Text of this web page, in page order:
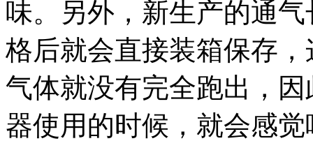
味。另外，新生产的通
格后就会直接装箱保存
气体就没有完全跑出，
器使用的时候，就会感